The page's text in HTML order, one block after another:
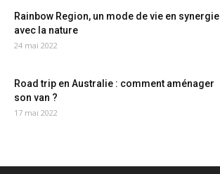
Rainbow Region, un mode de vie en synergie
avec la nature
24 mai 2022
Road trip en Australie : comment aménager
son van ?
17 mai 2022